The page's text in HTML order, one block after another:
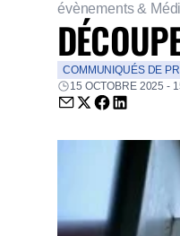
évènements &
COMMUNIQUÉS DE
15 OCTOBRE 2025 -
Envoyer par
Partager sur
Partager
Partager